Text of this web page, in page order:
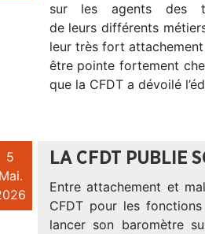
sur les agents des
de leurs différents
leur très fort
être pointe fortement
que la CFDT a dévoilé
5
Mai.
LA CFDT PUBLIE
Entre attachement et
CFDT pour les
lancer son baromètre